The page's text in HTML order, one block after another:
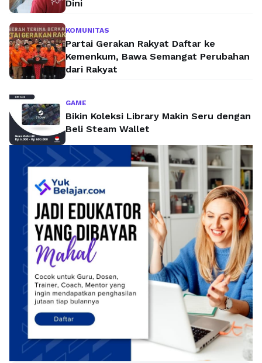
Dini
KOMUNITAS
Partai Gerakan Rakyat Daftar ke
Kemenkum, Bawa Semangat Perubahan
dari Rakyat
GAME
Bikin Koleksi Library Makin Seru dengan
Beli Steam Wallet